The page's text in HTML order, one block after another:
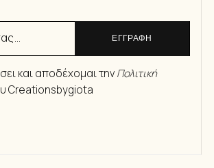
ΕΓΓΡΑΦΗ
και αποδέχομαι τηνΠολιτική
Creationsbygiota